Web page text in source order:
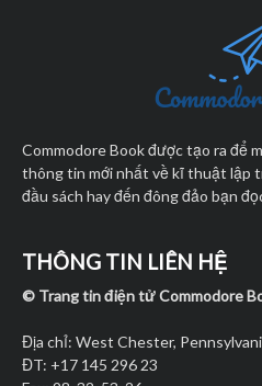
Commodore Book được tạo ra để
thông tin mới nhất về kĩ thuật lập
đầu sách hay đến đông đảo bạn
THÔNG TIN LIÊN HỆ
© Trang tin điện tử Commodore
Địa chỉ: West Chester,
ĐT: +17 145 296 23